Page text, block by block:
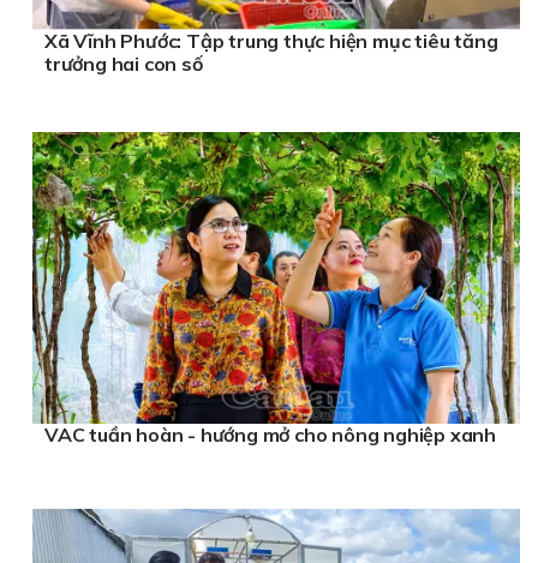
Xã Vĩnh Phước: Tập trung thực hiện mục tiêu tăng
trưởng hai con số
VAC tuần hoàn - hướng mở cho nông nghiệp xanh